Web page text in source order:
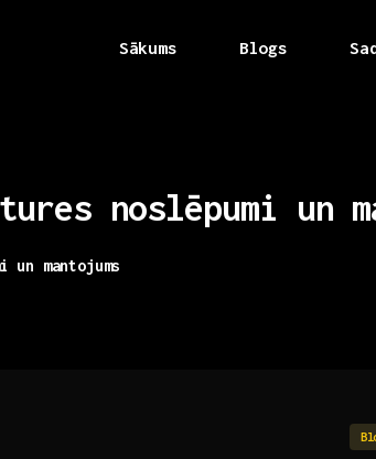
Sākums Blogs
noslēpumi un
un mantojums